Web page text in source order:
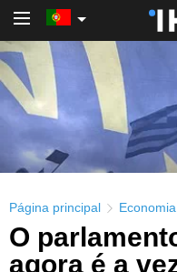
Página principal Economia
O
agora é a